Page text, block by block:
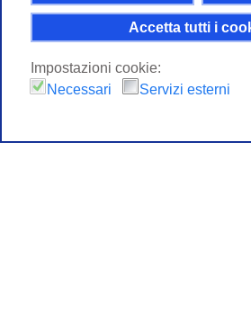
Accetta tutti i
Impostazioni cookie:
Necessari
Servizi esterni